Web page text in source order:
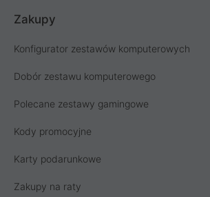
Zakupy
Konfigurator zestawów komputerowych
Dobór zestawu komputerowego
Polecane zestawy gamingowe
Kody promocyjne
Karty podarunkowe
Zakupy na raty